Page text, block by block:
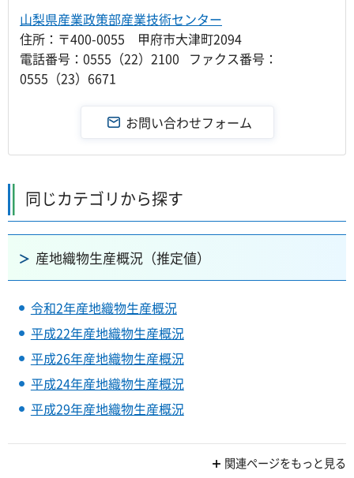
山梨県産業政策部産業技術センター
住所：〒400-0055 甲府市大津町2094
電話番号：0555（22）2100 ファクス番号：
0555（23）6671
同じカテゴリから探す
産地織物生産概況（推定値）
令和2年産地織物生産概況
平成22年産地織物生産概況
平成26年産地織物生産概況
平成24年産地織物生産概況
平成29年産地織物生産概況
関連ページをもっと見る